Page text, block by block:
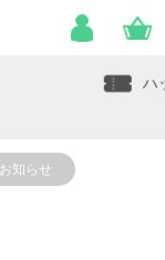
ピー☆クーポン
お知らせ